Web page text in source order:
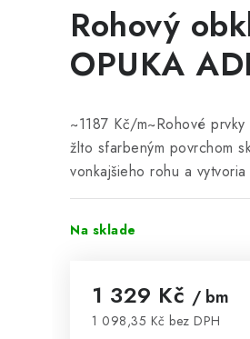
Rohový
OPUKA
~1187 Kč/m~Rohové
žlto sfarbeným povrchom
vonkajšieho rohu a
Na sklade
1 329 Kč / bm
1 098,35 Kč bez DPH